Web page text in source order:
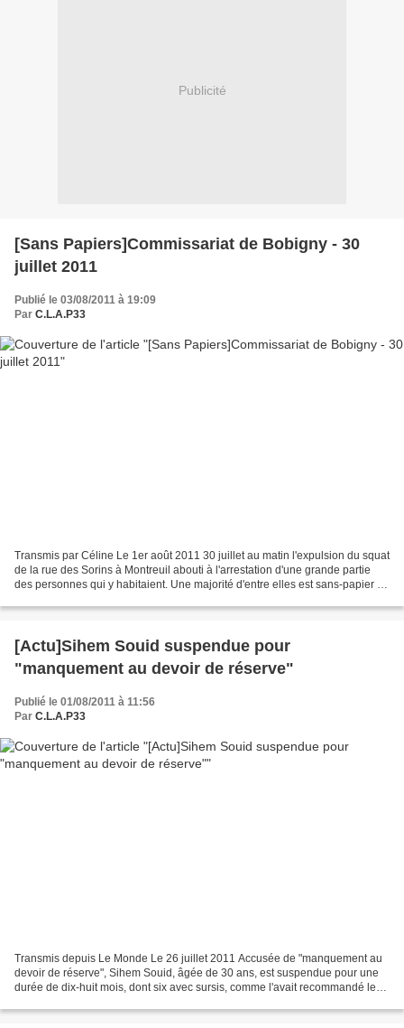
Publicité
[Sans Papiers]Commissariat de Bobigny - 30
juillet 2011
Publié le 03/08/2011 à 19:09
Par C.L.A.P33
Transmis par Céline Le 1er août 2011 30 juillet au matin l'expulsion du squat
de la rue des Sorins à Montreuil abouti à l'arrestation d'une grande partie
des personnes qui y habitaient. Une majorité d'entre elles est sans-papier et
[Actu]Sihem Souid suspendue pour
"manquement au devoir de réserve"
Publié le 01/08/2011 à 11:56
Par C.L.A.P33
Transmis depuis Le Monde Le 26 juillet 2011 Accusée de "manquement au
devoir de réserve", Sihem Souid, âgée de 30 ans, est suspendue pour une
durée de dix-huit mois, dont six avec sursis, comme l'avait recommandé le